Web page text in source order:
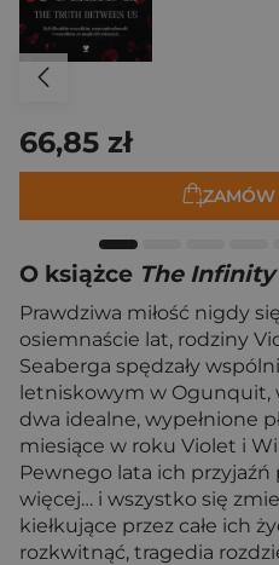
66,85 zł
ZAMÓW
O książce The
Prawdziwa miłość nigdy
osiemnaście lat, rodziny
Seaberga spędzały
letniskowym w Ogunquit,
dwa idealne, wypełnione
miesiące w roku Violet i
Pewnego lata ich przyjaźń
więcej… i wszystko się
kiełkujące przez całe ich
rozkwitnąć, tragedia